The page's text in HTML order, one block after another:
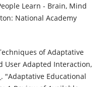
Learn - Brain, Mind
National Academy
of Adaptative
User Adapted Interaction,
"Adaptative Educational